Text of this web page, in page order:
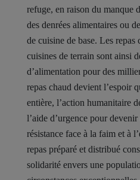
refuge, en raison du manque
des denrées alimentaires ou
de cuisine de base. Les repas
cuisines de terrain sont ainsi
d’alimentation pour des
repas chaud devient l’espoir
entière, l’action humanitaire
l’aide d’urgence pour
résistance face à la faim et à
repas préparé et distribué
solidarité envers une